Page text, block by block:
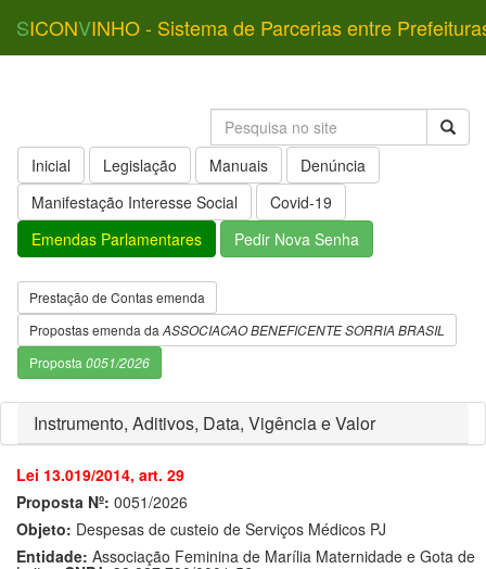
SICONVINHO - Sistema de Parcerias entre
Inicial Legislação Manuais
Denúncia
Manifestação Interesse Social
Covid-19
Emendas Parlamentares
Pedir Nova Senha
Prestação de Contas emenda
Propostas emenda da ASSOCIACAO BENEFICENTE SORRIA BRASIL
Proposta 0051/2026
Instrumento, Aditivos, Data, Vigência e Valor
Lei 13.019/2014, art. 29
Proposta Nº: 0051/2026
Objeto: Despesas de custeio de Serviços Médicos PJ
Entidade: Associação Feminina de Marília Maternidade e Gota de